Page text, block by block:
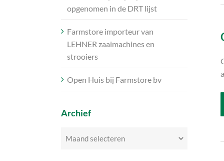
opgenomen in de DRT lijst
Farmstore importeur van
LEHNER zaaimachines en
strooiers
Open Huis bij Farmstore bv
Archief